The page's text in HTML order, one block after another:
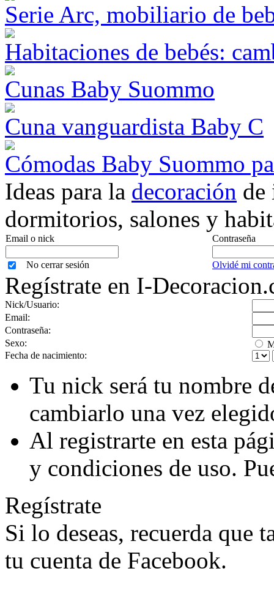
Serie Arc, mobiliario de
Habitaciones de bebés:
Cunas Baby Suommo
Cuna vanguardista Baby C
Cómodas Baby Suommo
Ideas para la decoración de
dormitorios, salones y
Email o nick Contraseña
No cerrar sesión Olvidé mi
Regístrate en I-
Nick/Usuario:
Email:
Contraseña:
Sexo:
Fecha de nacimiento:
Tu nick será tu nombre
cambiarlo una vez
Al registrarte en esta
y condiciones de uso.
Regístrate
Si lo deseas, recuerda que
tu cuenta de Facebook.